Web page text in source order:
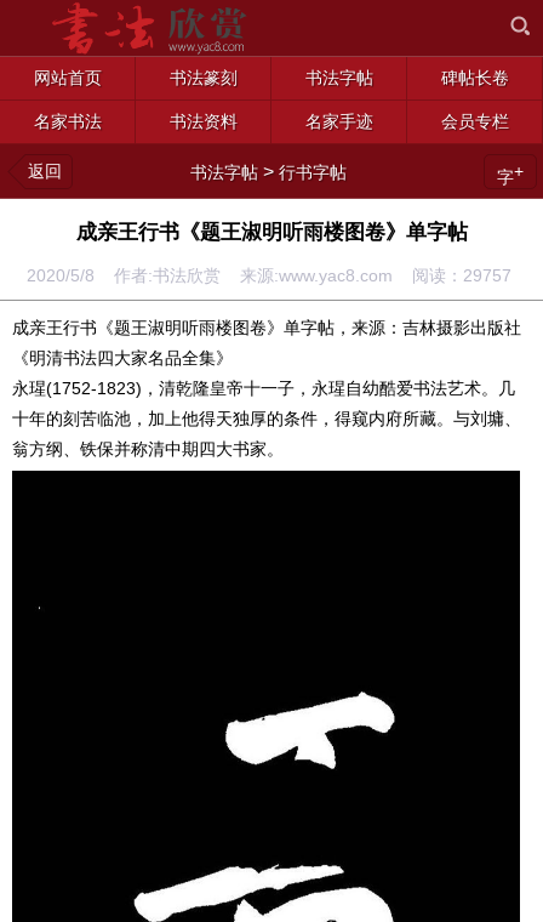
网站首页 书法篆刻 书法字帖 碑帖长卷
名家书法 书法资料 名家手迹 会员专栏
返回 书法字帖 >行书字帖 字+
成亲王行书《题王淑明听雨楼图卷》单字帖
2020/5/8 作者:书法欣赏 来源:www.yac8.com 阅读： 29757
成亲王行书《题王淑明听雨楼图卷》单字帖，来源：吉林摄影出版社
《明清书法四大家名品全集》
永瑆(1752-1823)，清乾隆皇帝十一子，永瑆自幼酷爱书法艺术。几
十年的刻苦临池，加上他得天独厚的条件，得窥内府所藏。与刘墉、
翁方纲、铁保并称清中期四大书家。